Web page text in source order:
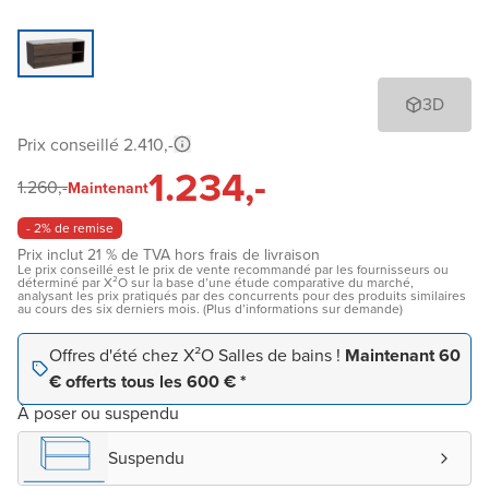
3D
Prix conseillé 2.410,-
1.260,-Maintenant1.234,-
- 2% de remise
Prix inclut 21 % de TVA hors frais de livraison
Le prix conseillé est le prix de vente recommandé par les fournisseurs ou
déterminé par X²O sur la base d’une étude comparative du marché,
analysant les prix pratiqués par des concurrents pour des produits similaires
au cours des six derniers mois. (Plus d’informations sur demande)
Offres d'été chez X²O Salles de bains ! Maintenant 60
€ offerts tous les 600 € *
À poser ou suspendu
Suspendu